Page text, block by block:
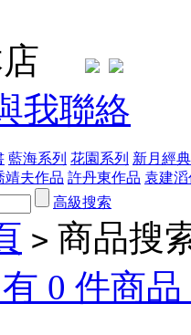
店
我聯絡
藍海系列 花園系列 新月經
靖夫作品 許丹東作品 袁建
高級搜索
> 商品搜
0 件商